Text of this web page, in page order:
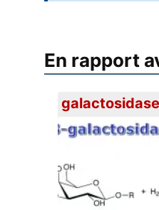
En rapport
galactosidase